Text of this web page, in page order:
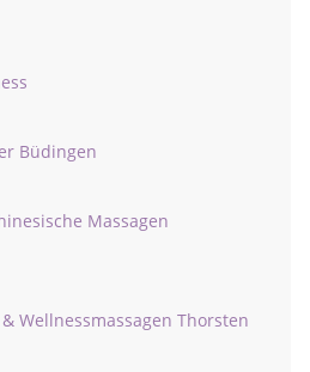
Büdingen
Massagen
Wellnessmassagen Thorsten